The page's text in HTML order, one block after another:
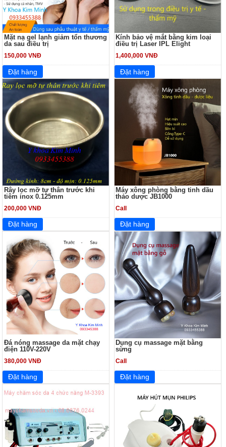
Mặt nạ gel lạnh giảm tổn thương
da sau điều trị
150,000 VNĐ
Kính bảo vệ mắt bằng kim loại
điều trị Laser IPL Elight
1,400,000 VNĐ
Rây lọc mỡ tự thân trước khi
tiêm inox 0.125mm
200,000 VNĐ
Máy xông phòng bằng tinh dầu
thảo dược JB1000
Call
Đá nóng massage da mặt chạy
điện 110V-220V
380,000 VNĐ
Dụng cụ massage mặt bằng
sừng
Call